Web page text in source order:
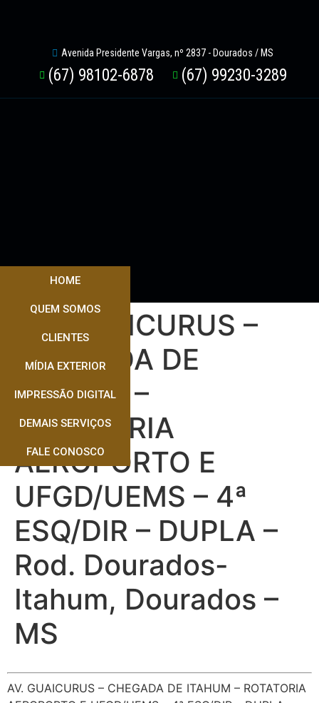
Avenida Presidente Vargas, nº 2837 - Dourados / MS
(67) 98102-6878 (67) 99230-3289
HOME
QUEM SOMOS
CLIENTES
MÍDIA EXTERIOR
IMPRESSÃO DIGITAL
DEMAIS SERVIÇOS
FALE CONOSCO
AV. GUAICURUS –
CHEGADA DE
ITAHUM –
ROTATORIA
AEROPORTO E
UFGD/UEMS – 4ª
ESQ/DIR – DUPLA –
Rod. Dourados-
Itahum, Dourados –
MS
AV. GUAICURUS – CHEGADA DE ITAHUM – ROTATORIA